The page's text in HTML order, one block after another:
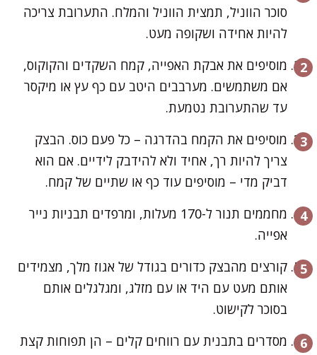
סוכר הווניל, תמצית הווניל והמלח. התערובת צריכה
להיות אחידה ושקופה מעט.
מוסיפים את אבקת האפייה, קמח השקדים והקוקוס,
אם משתמשים. מערבבים היטב עם כף עץ או מיקסר
עד שהתערובת נטמעת.
מוסיפים את הקמח בהדרגה – כל פעם כוס. הבצק
צריך להיות רך, אחיד ולא להידבק לידיים. אם הוא
דביק מדי – מוסיפים עוד כף או שתיים של קמח.
מחממים תנור ל-170 מעלות, ומרפדים תבניות נייר
אפייה.
קורצים מהבצק כדורים בגודל של אגוז מלך, מצמידים
אותם מעט עם היד או עם מזלג, ומגלגלים אותם
בסוכר לקישוט.
מסדרים בתבנית עם רווחים קלים – הן תפוחות קצת